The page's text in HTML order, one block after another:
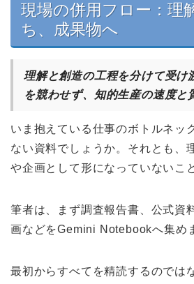
現場の併用フロー：理
ち、成果物へ
理解と創造の工程を分けて受け
を競わせず、知的生産の速度と
いま抱えている仕事のボトルネッ
ない資料でしょうか。それとも、
や企画として形になっていないこ
筆者は、まず調査報告書、公式資
画などをGemini Notebookへ集め
最初からすべてを精読するのでは